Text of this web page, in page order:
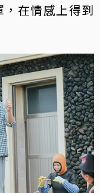
在情感上得到